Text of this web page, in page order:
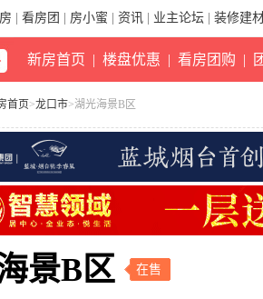
看房团 房小蜜 资讯 业主论坛 装修建
新房首页 | 楼盘优惠 | 看房团购 |
首页>龙口市>湖光海景B区
景B区 在售